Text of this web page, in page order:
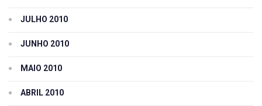
JULHO 2010
JUNHO 2010
MAIO 2010
ABRIL 2010